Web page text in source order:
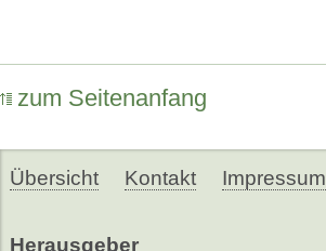
zum Seitenanfang
Übersicht Kontakt Impressum
Herausgeber